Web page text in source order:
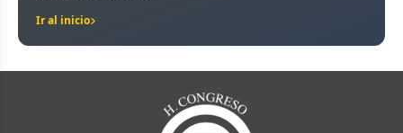
Ir al inicio